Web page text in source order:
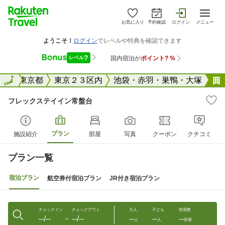
お気に入り 予約確認 ログイン メニュー
全国東京都 東京２３区内 池袋・赤羽・巣鴨・大塚
全国
フレックステイイン常盤台
施設紹介 プラン 部屋 写真 クーポン クチコミ
プラン一覧
宿泊プラン 航空券付宿泊プラン JR付き宿泊プラン
チェックイン
--/-- 〜
チェックアウト
--/--
大人
--人
子ども
--人
部屋数
--部屋